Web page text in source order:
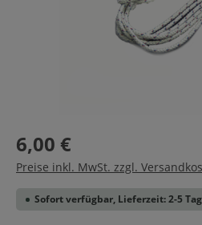
6,00 €
Preise inkl. MwSt. zzgl.
Sofort verfügbar, Lieferzeit: 2-5